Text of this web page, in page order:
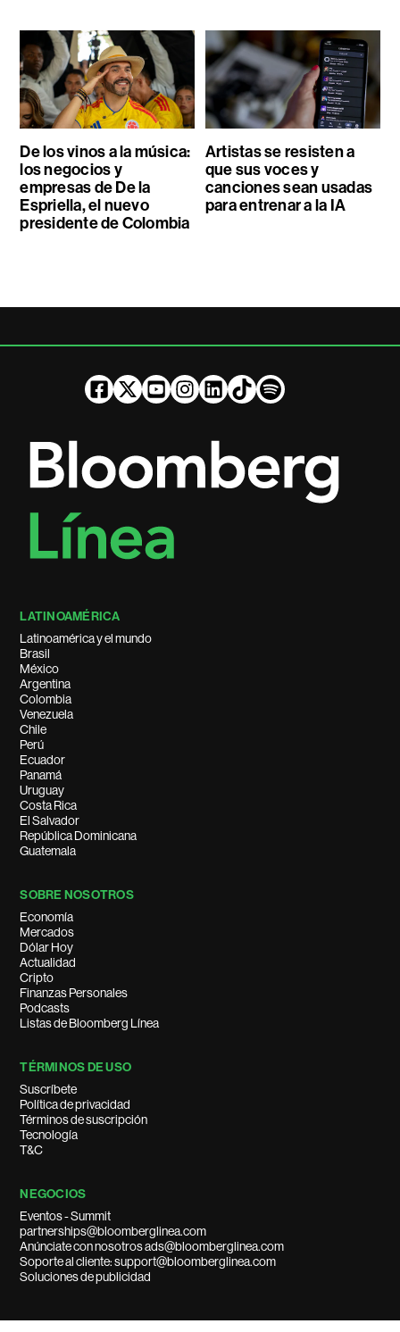
De los vinos a la música:
los negocios y
empresas de De la
Espriella, el nuevo
presidente de Colombia
Artistas se resisten a
que sus voces y
canciones sean usadas
para entrenar a la IA
LATINOAMÉRICA
Latinoamérica y el mundo
Brasil
México
Argentina
Colombia
Venezuela
Chile
Perú
Ecuador
Panamá
Uruguay
Costa Rica
El Salvador
República Dominicana
Guatemala
SOBRE NOSOTROS
Economía
Mercados
Dólar Hoy
Actualidad
Cripto
Finanzas Personales
Podcasts
Listas de Bloomberg Línea
TÉRMINOS DE USO
Suscríbete
Política de privacidad
Términos de suscripción
Tecnología
T&C
NEGOCIOS
Eventos - Summit
partnerships@bloomberglinea.com
Anúnciate con nosotros ads@bloomberglinea.com
Soporte al cliente: support@bloomberglinea.com
Soluciones de publicidad